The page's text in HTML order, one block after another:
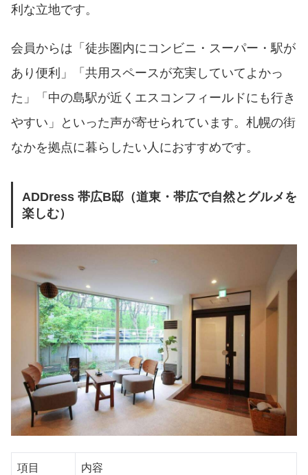
利な立地です。
会員からは「徒歩圏内にコンビニ・スーパー・駅が
あり便利」「共用スペースが充実していてよかっ
た」「中の島駅が近くエスコンフィールドにも行き
やすい」といった声が寄せられています。札幌の街
なかを拠点に暮らしたい人におすすめです。
ADDress 帯広B邸（道東・帯広で自然とグルメを
楽しむ）
項目 内容